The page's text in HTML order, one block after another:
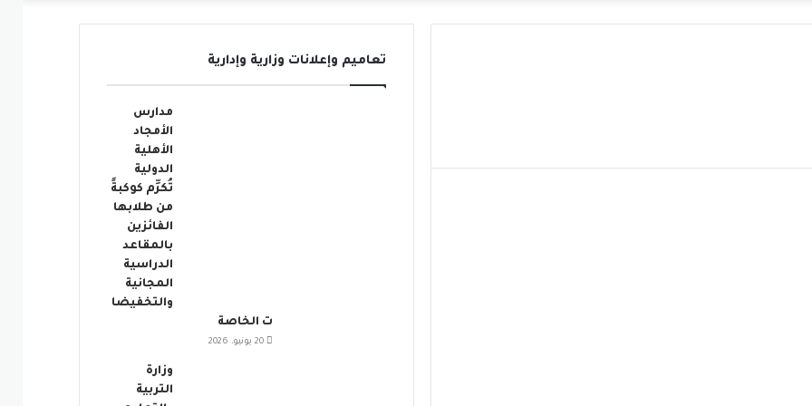
تعاميم وإعلانات وزارية وإدارية
مدارس
الأمجاد
الأهلية
الدولية
تُكرِّم كوكبةً
من طلابها
الفائزين
بالمقاعد
الدراسية
المجانية
والتخفيضا
ت الخاصة
20 يونيو، 2026
وزارة
التربية